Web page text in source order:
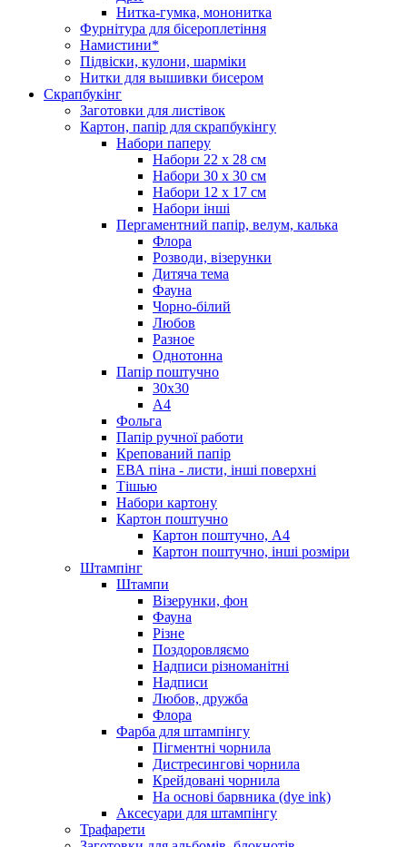
Нитка-гумка, мононитка
Фурнітура для бісероплетіння
Намистини*
Підвіски, кулони, шарміки
Нитки для вышивки бисером
Скрапбукінг
Заготовки для листівок
Картон, папір для скрапбукінгу
Набори паперу
Набори 22 х 28 см
Набори 30 х 30 см
Набори 12 х 17 см
Набори інші
Пергаментний папір, велум, калька
Флора
Розводи, візерунки
Дитяча тема
Фауна
Чорно-білий
Любов
Разное
Однотонна
Папір поштучно
30х30
А4
Фольга
Папір ручної работи
Крепований папір
ЕВА піна - листи, інші поверхні
Тішью
Набори картону
Картон поштучно
Картон поштучно, А4
Картон поштучно, інші розміри
Штампінг
Штампи
Візерунки, фон
Фауна
Різне
Поздоровляємо
Надписи різноманітні
Надписи
Любов, дружба
Флора
Фарба для штампінгу
Пігментні чорнила
Дистресингові чорнила
Крейдовані чорнила
На основі барвника (dye ink)
Аксесуари для штампінгу
Трафарети